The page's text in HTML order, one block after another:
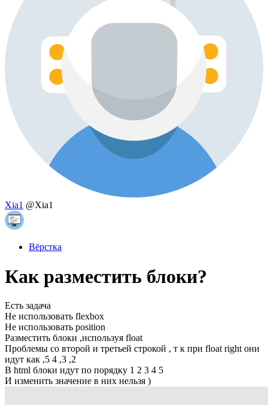
Xia1 @Xia1
Вёрстка
Как разместить блоки?
Есть задача
Не использовать flexbox
Не использовать position
Разместить блоки ,используя float
Проблемы со второй и третьей строкой , т к при float right они
идут как ,5 4 ,3 ,2
В html блоки идут по порядку 1 2 3 4 5
И изменить значение в них нельзя )